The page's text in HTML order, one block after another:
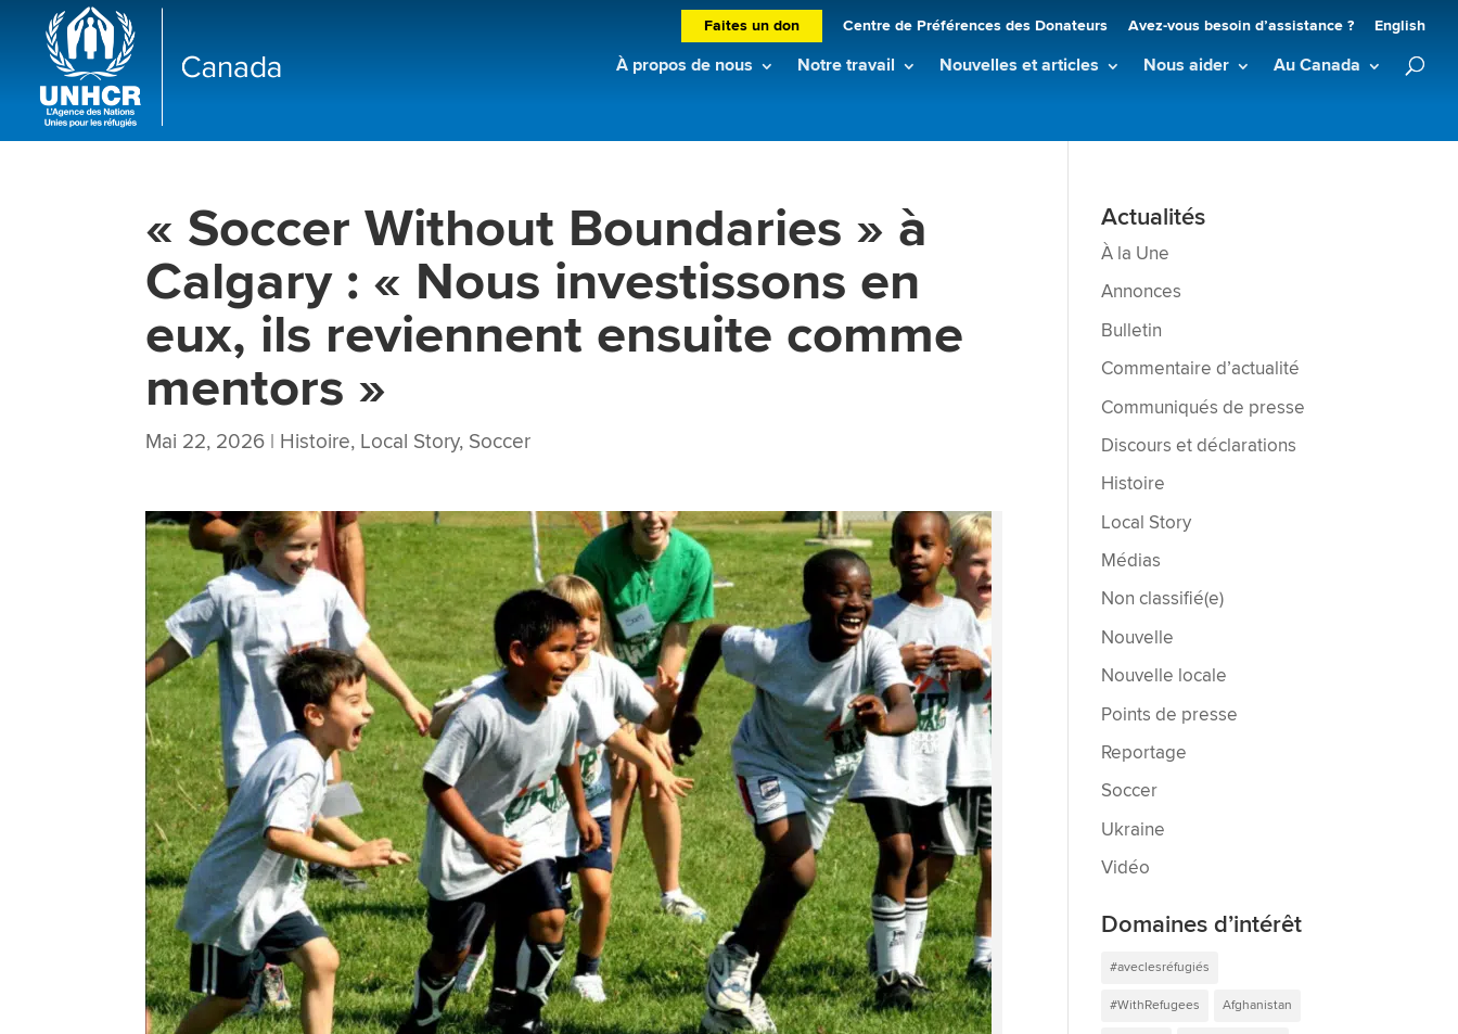
Faites un don Centre de Préférences des Donateurs Avez-vous besoin d’assistance ? English
À propos de nous Notre travail Nouvelles et articles Nous aider Au Canada
« Soccer Without Boundaries » à
Calgary : « Nous investissons en
eux, ils reviennent ensuite comme
mentors »
Mai 22, 2026 | Histoire, Local Story, Soccer
Actualités
À la Une
Annonces
Bulletin
Commentaire d’actualité
Communiqués de presse
Discours et déclarations
Histoire
Local Story
Médias
Non classifié(e)
Nouvelle
Nouvelle locale
Points de presse
Reportage
Soccer
Ukraine
Vidéo
Domaines d’intérêt
#aveclesréfugiés
#WithRefugees Afghanistan